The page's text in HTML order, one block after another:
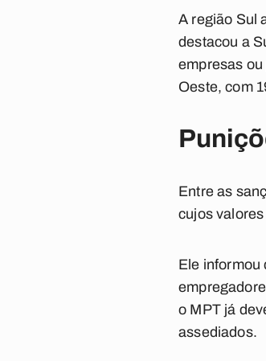
A região Sul
destacou a
empresas
Oeste, com
Entre as
cujos
Ele informou
o MPT já
assediados.